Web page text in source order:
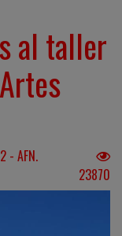
al taller
- AFN.
23870